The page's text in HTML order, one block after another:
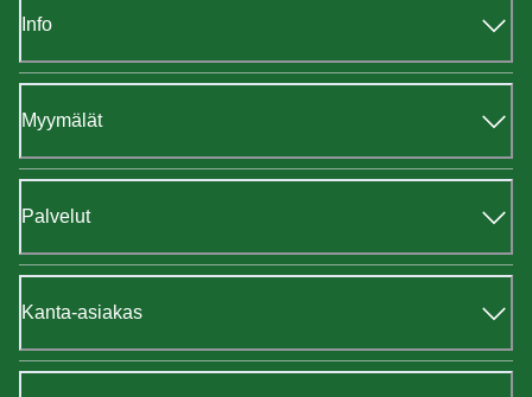
Info
Myymälät
Palvelut
Kanta-asiakas